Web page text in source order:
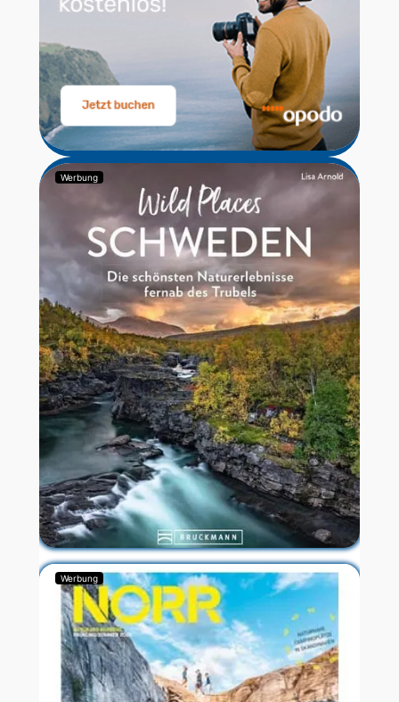
Werbung
Werbung